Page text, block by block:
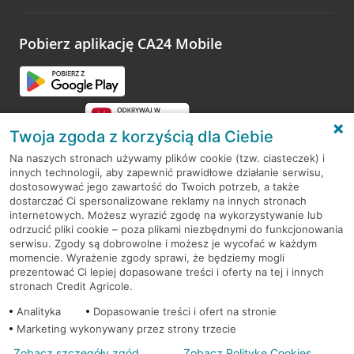
opinie.
Pobierz aplikację CA24 Mobile
RODO
Regulamin serwisu
Mapa serwisu
PolitykaCookies
Twoja zgoda z korzyścią dla Ciebie
Na naszych stronach używamy plików cookie (tzw. ciasteczek) i
innych technologii, aby zapewnić prawidłowe działanie serwisu,
dostosowywać jego zawartość do Twoich potrzeb, a także
dostarczać Ci spersonalizowane reklamy na innych stronach
internetowych. Możesz wyrazić zgodę na wykorzystywanie lub
odrzucić pliki cookie – poza plikami niezbędnymi do funkcjonowania
serwisu. Zgody są dobrowolne i możesz je wycofać w każdym
momencie. Wyrażenie zgody sprawi, że będziemy mogli
prezentować Ci lepiej dopasowane treści i oferty na tej i innych
stronach Credit Agricole.
Analityka
Dopasowanie treści i ofert na stronie
Marketing wykonywany przez strony trzecie